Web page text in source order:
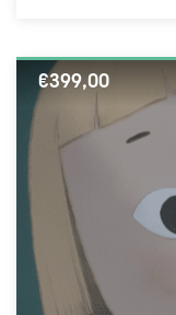
€399,00